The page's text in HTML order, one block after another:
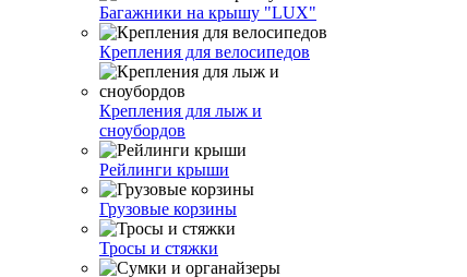
Багажники на крышу "LUX"
Крепления для велосипедов
Крепления для лыж и
сноубордов
Рейлинги крыши
Грузовые корзины
Тросы и стяжки